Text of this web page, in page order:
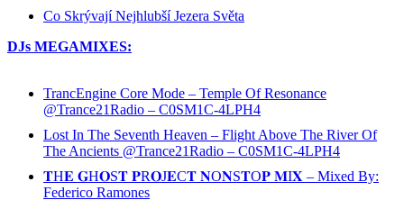
Co Skrývají Nejhlubší Jezera Světa
DJs MEGAMIXES:
TrancEngine Core Mode – Temple Of Resonance
@Trance21Radio – C0SM1C-4LPH4
Lost In The Seventh Heaven – Flight Above The River Of
The Ancients @Trance21Radio – C0SM1C-4LPH4
𝐓H𝐄 𝐆H𝐎S𝐓 𝐏R𝐎J𝐄C𝐓 𝐍O𝐍S𝐓O𝐏 𝐌I𝐗 – Mixed By:
Federico Ramones